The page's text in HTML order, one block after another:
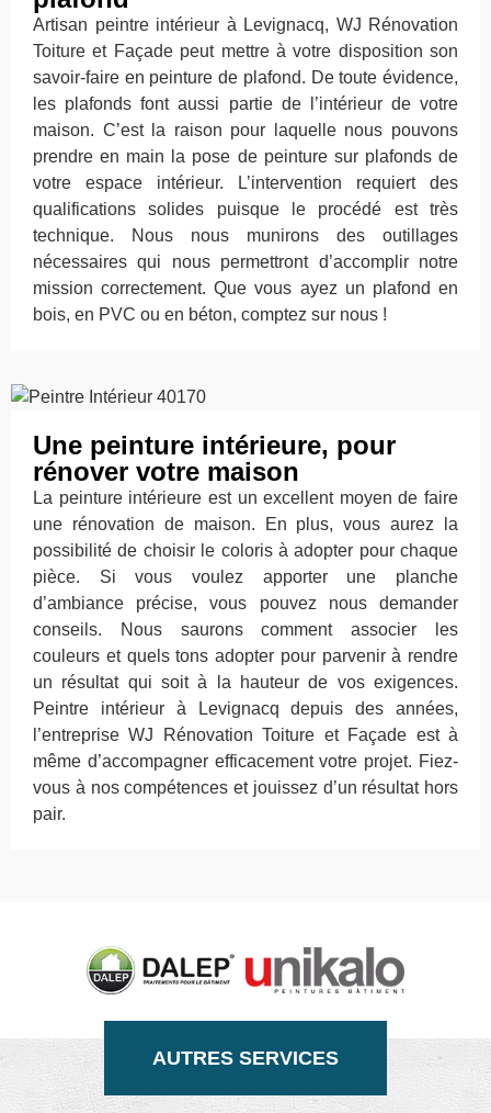
Artisan peintre intérieur à Levignacq, WJ Rénovation
Toiture et Façade peut mettre à votre disposition son
savoir-faire en peinture de plafond. De toute évidence,
les plafonds font aussi partie de l’intérieur de votre
maison. C’est la raison pour laquelle nous pouvons
prendre en main la pose de peinture sur plafonds de
votre espace intérieur. L’intervention requiert des
qualifications solides puisque le procédé est très
technique. Nous nous munirons des outillages
nécessaires qui nous permettront d’accomplir notre
mission correctement. Que vous ayez un plafond en
bois, en PVC ou en béton, comptez sur nous !
Une peinture intérieure, pour
rénover votre maison
La peinture intérieure est un excellent moyen de faire
une rénovation de maison. En plus, vous aurez la
possibilité de choisir le coloris à adopter pour chaque
pièce. Si vous voulez apporter une planche
d’ambiance précise, vous pouvez nous demander
conseils. Nous saurons comment associer les
couleurs et quels tons adopter pour parvenir à rendre
un résultat qui soit à la hauteur de vos exigences.
Peintre intérieur à Levignacq depuis des années,
l’entreprise WJ Rénovation Toiture et Façade est à
même d’accompagner efficacement votre projet. Fiez-
vous à nos compétences et jouissez d’un résultat hors
pair.
AUTRES SERVICES